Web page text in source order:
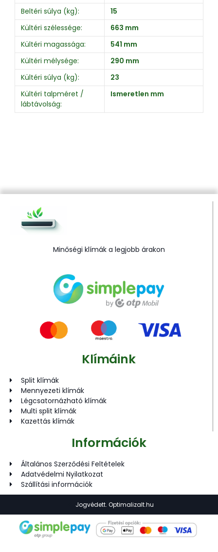
Beltéri súlya (kg):
15
Kültéri szélessége:
663 mm
Kültéri magassága:
541 mm
Kültéri mélysége:
290 mm
Kültéri súlya (kg):
23
Kültéri talpméret /
lábtávolság:
Ismeretlen mm
Minőségi klímák a legjobb árakon
Klímáink
Split klímák
Mennyezeti klímák
Légcsatornázható klímák
Multi split klímák
Kazettás klímák
Információk
Általános Szerződési Feltételek
Adatvédelmi Nyilatkozat
Szállítási információk
Jogvédett. Optimalizalt.hu